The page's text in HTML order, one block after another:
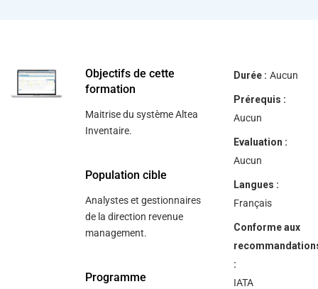
content.
Objectifs de cette
formation
Maitrise du système Altea
Inventaire.
Population cible
Analystes et gestionnaires
de la direction revenue
management.
Programme
Durée : Aucun
Prérequis :
Aucun
Evaluation :
Aucun
Langues :
Français
Conforme aux
:
IATA